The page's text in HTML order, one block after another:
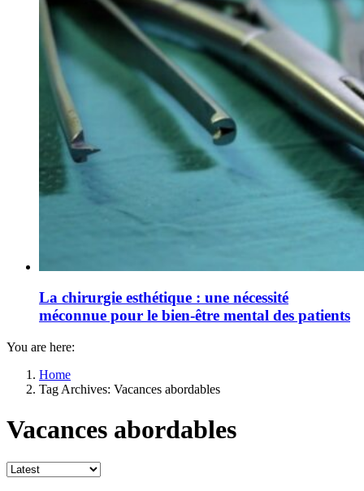
La chirurgie esthétique : une nécessité
méconnue pour le bien-être mental des patients
You are here:
Home
Tag Archives: Vacances abordables
Vacances abordables